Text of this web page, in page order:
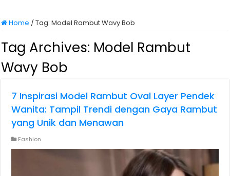
Home /Tag:Model Rambut Wavy Bob
Tag Archives: Model Rambut
Wavy Bob
7 Inspirasi Model Rambut Oval Layer Pendek
Wanita: Tampil Trendi dengan Gaya Rambut
yang Unik dan Menawan
Fashion